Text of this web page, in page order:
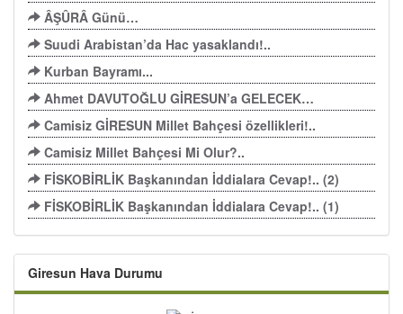
ÂŞÛRÂ Günü…
Suudi Arabistan’da Hac yasaklandı!..
Kurban Bayramı...
Ahmet DAVUTOĞLU GİRESUN’a GELECEK…
Camisiz GİRESUN Millet Bahçesi özellikleri!..
Camisiz Millet Bahçesi Mi Olur?..
FİSKOBİRLİK Başkanından İddialara Cevap!.. (2)
FİSKOBİRLİK Başkanından İddialara Cevap!.. (1)
Giresun Hava Durumu